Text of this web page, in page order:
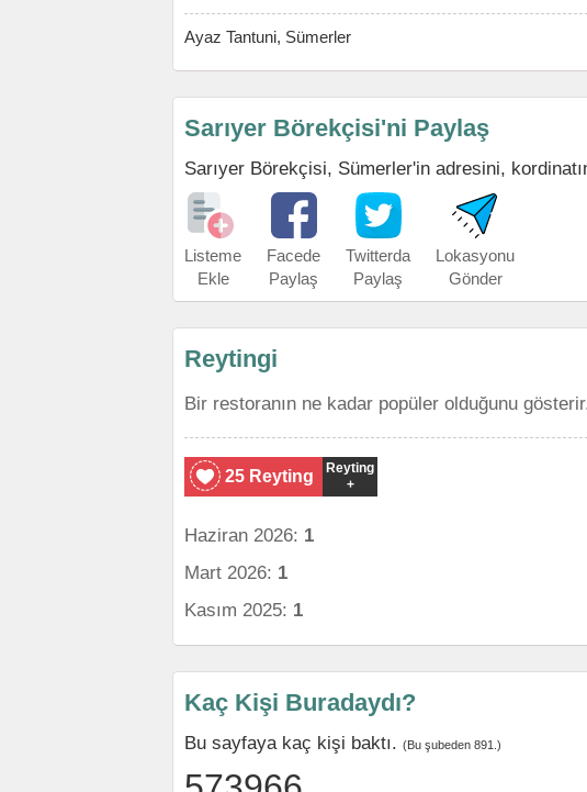
Ayaz Tantuni, Sümerler
Sarıyer Börekçisi'ni Paylaş
Sarıyer Börekçisi, Sümerler'in adresini,
Listeme
Ekle
Facede
Paylaş
Twitterda
Paylaş
Lokasyonu
Gönder
Reytingi
Bir restoranın ne kadar popüler olduğunu
25 Reyting
Reyting
+
Haziran 2026: 1
Mart 2026: 1
Kasım 2025: 1
Kaç Kişi Buradaydı?
Bu sayfaya kaç kişi baktı. (Bu şubeden 891.)